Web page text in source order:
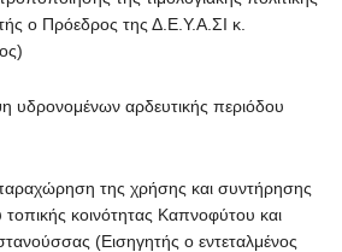
ο Πρόεδρος της Δ.Ε.Υ.Α.ΣΙ κ.
αρδευτικής περιόδου
της χρήσης και συντήρησης
τοπικής κοινότητας Καπνοφύτου και
(Εισηγητής ο εντεταλμένος